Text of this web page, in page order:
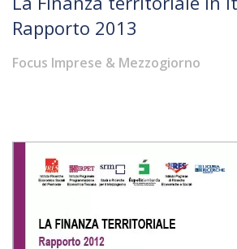
Rapporto 2013
Focus Imprese & Mezzogiorno